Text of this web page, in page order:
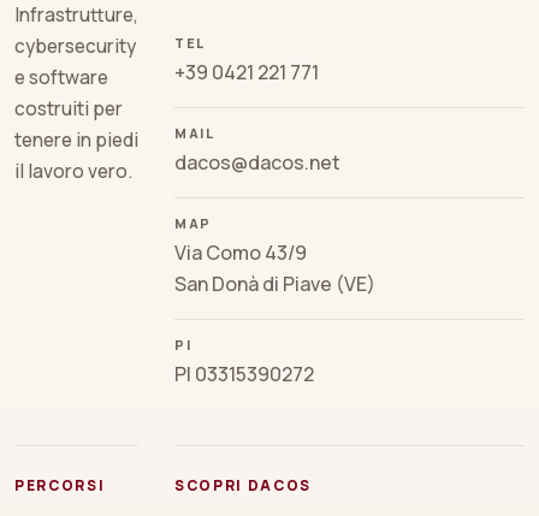
Infrastrutture,
cybersecurity
e software
costruiti per
tenere in piedi
il lavoro vero.
TEL
+39 0421 221 771
MAIL
dacos@dacos.net
MAP
Via Como 43/9
San Donà di Piave (VE)
PI
PI 03315390272
PERCORSI SCOPRI DACOS